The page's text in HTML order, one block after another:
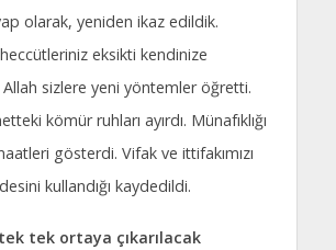
olarak, yeniden ikaz edildik.
eksikti kendinize
sizlere yeni yöntemler öğretti.
kömür ruhları ayırdı. Münafıklığı
gösterdi. Vifak ve ittifakımızı
kullandığı kaydedildi.
tek ortaya çıkarılacak